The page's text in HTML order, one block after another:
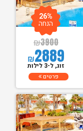
₪3900
₪2889
26%
הנחה
זוג, ל-3 לילות
פרטים